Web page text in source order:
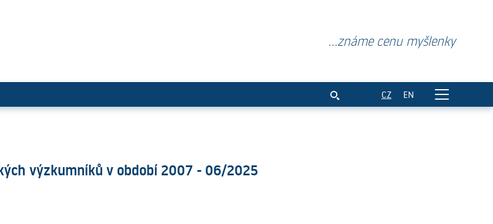
českých výzkumníků v období 2007 - 06/2025
...známe cenu myšlenky
CZ EN
výzkumníků v období 2007 - 06/2025